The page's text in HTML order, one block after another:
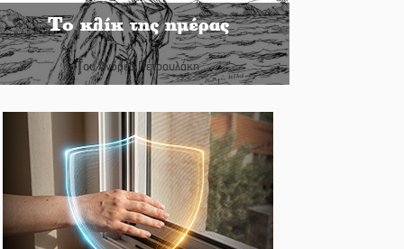
Το κλίκ της ημέρας
Του Ανδρέα Πετρουλάκη